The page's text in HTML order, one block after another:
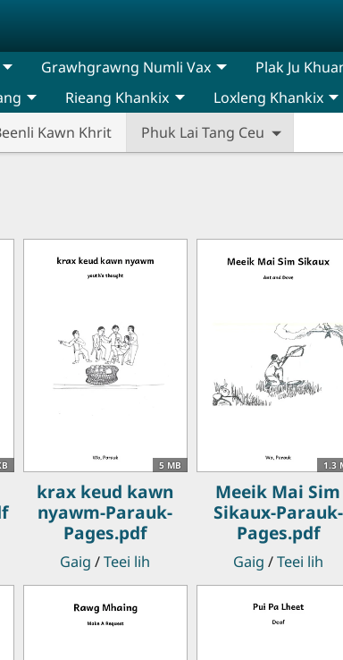
Grawhgrawng Numli Vax Plak Ju
Kawn Khrit
Phuk Lai Tang Ceu
Rieang Khankix Loxleng Khankix
5 MB
krax keud kawn
nyawm-Parauk-
Pages.pdf
Gaig /Teei lih
1.3
Meeik Mai Sim
Sikaux-Parauk-
Pages.pdf
Gaig /Teei lih